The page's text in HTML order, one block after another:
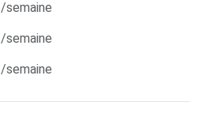
/semaine
/semaine
/semaine